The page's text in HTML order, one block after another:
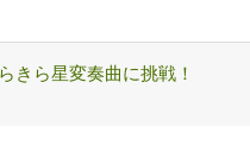
きら星変奏曲に挑戦！